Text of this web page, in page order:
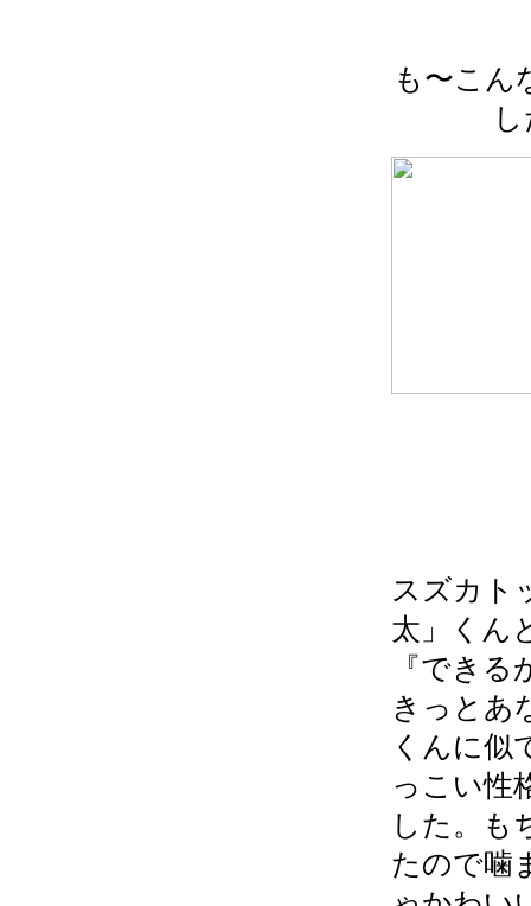
も〜こん
スズカト
太」くん
『でき
きっとあ
くんに似
っこい性
した。も
たので噛